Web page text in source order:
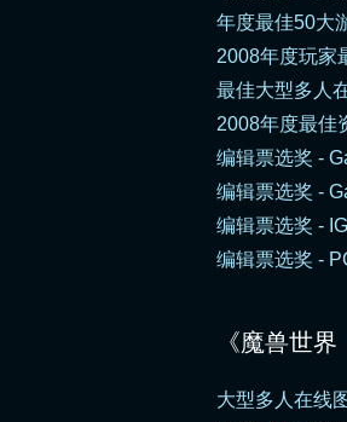
年度最佳50大
2008年度玩家
最佳大型多人
2008年度最佳
编辑票选奖 -
编辑票选奖 -
编辑票选奖 -
编辑票选奖 -
《魔兽世
大型多人在线